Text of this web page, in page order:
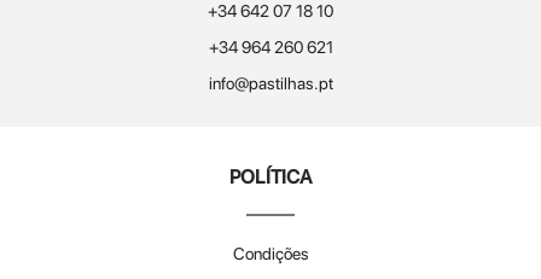
+34 642 07 18 10
+34 964 260 621
info@pastilhas.pt
POLÍTICA
Condições